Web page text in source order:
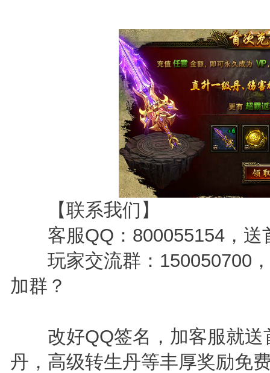
【联系我们】
客服QQ：800055154，送
玩家交流群：150050700，
加群？
改好QQ签名，加客服就送
丹，高级转生丹等丰厚奖励免